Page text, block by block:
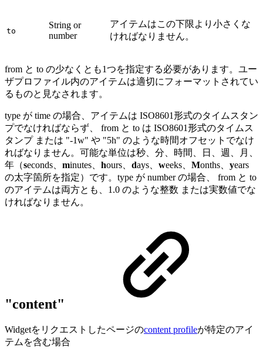
to
String or
number
アイテムはこの下限より小さくな
ければなりません。
from と to の少なくとも1つを指定する必要があります。ユー
ザプロファイル内のアイテムは適切にフォーマットされてい
るものと見なされます。
type が time の場合、アイテムは ISO8601形式のタイムスタン
プでなければならず、 from と to は ISO8601形式のタイムス
タンプ または "-1w" や "5h" のような時間オフセットでなけ
ればなりません。可能な単位は秒、分、時間、日、週、月、
年（seconds、 minutes、 hours、 days、 weeks、 Months、 years
の太字箇所を指定）です。type が number の場合、 from と to
のアイテムは両方とも、1.0 のような整数 または実数値でな
ければなりません。
"content"
Widgetをリクエストしたページのcontent profileが特定のアイ
テムを含む場合